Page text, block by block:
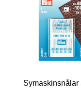
Symaskinsnålar